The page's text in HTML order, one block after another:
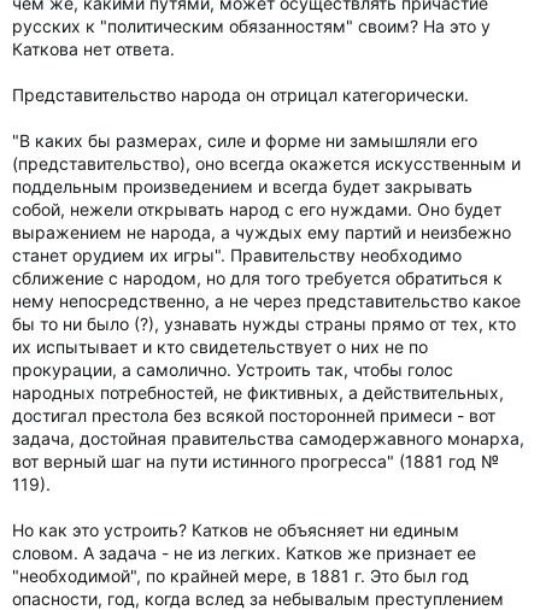
русских к "политическим обязанностям" своим? На это у
Каткова нет ответа.
Представительство народа он отрицал категорически.
"В каких бы размерах, силе и форме ни замышляли его
(представительство), оно всегда окажется искусственным и
поддельным произведением и всегда будет закрывать
собой, нежели открывать народ с его нуждами. Оно будет
выражением не народа, а чуждых ему партий и неизбежно
станет орудием их игры". Правительству необходимо
сближение с народом, но для того требуется обратиться к
нему непосредственно, а не через представительство какое
бы то ни было (?), узнавать нужды страны прямо от тех, кто
их испытывает и кто свидетельствует о них не по
прокурации, а самолично. Устроить так, чтобы голос
народных потребностей, не фиктивных, а действительных,
достигал престола без всякой посторонней примеси - вот
задача, достойная правительства самодержавного монарха,
вот верный шаг на пути истинного прогресса" (1881 год №
119).
Но как это устроить? Катков не объясняет ни единым
словом. А задача - не из легких. Катков же признает ее
"необходимой", по крайней мере, в 1881 г. Это был год
опасности, год, когда вслед за небывалым преступлением